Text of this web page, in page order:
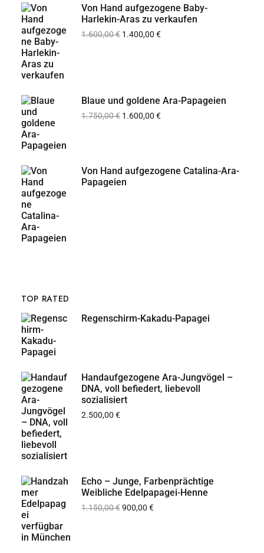
Von Hand aufgezogene Baby-
Harlekin-Aras zu verkaufen
1.600,00€ 1.400,00 €
Blaue und goldene Ara-Papageien
1.750,00€ 1.600,00 €
Von Hand aufgezogene Catalina-Ara-
Papageien
TOP RATED
Regenschirm-Kakadu-Papagei
Handaufgezogene Ara-Jungvögel –
DNA, voll befiedert, liebevoll
sozialisiert
2.500,00 €
Echo – Junge, Farbenprächtige
Weibliche Edelpapagei-Henne
1.150,00€900,00 €